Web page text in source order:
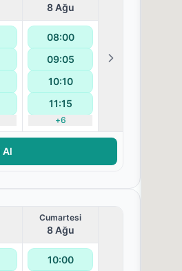
8 Ağu
08:00
09:05
10:10
11:15
+6
Al
Cumartesi
8 Ağu
10:00